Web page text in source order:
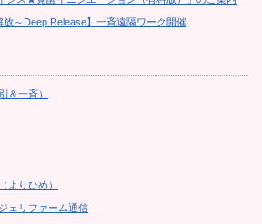
～Deep Release】一斉遠隔ワーク開催
＆一斉）
よりひめ）
ェリファーム通信